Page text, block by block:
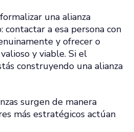
una alianza
contactar a esa persona con
y ofrecer o
y viable. Si el
construyendo una alianza
surgen de manera
más estratégicos actúan